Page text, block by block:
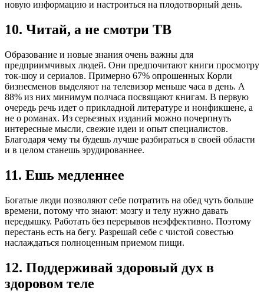
новую информацию и настроиться на плодотворный день.
10. Читай, а не смотри ТВ
Образование и новые знания очень важны для
предприимчивых людей. Они предпочитают книги просмотру
ток-шоу и сериалов. Примерно 67% опрошенных Корли
бизнесменов выделяют на телевизор меньше часа в день. А
88% из них минимум полчаса посвящают книгам. В первую
очередь речь идет о прикладной литературе и нонфикшене, а
не о романах. Из серьезных изданий можно почерпнуть
интересные мысли, свежие идеи и опыт специалистов.
Благодаря чему ты будешь лучше разбираться в своей области
и в целом станешь эрудированнее.
11. Ешь медленнее
Богатые люди позволяют себе потратить на обед чуть больше
времени, потому что знают: мозгу и телу нужно давать
передышку. Работать без перерывов неэффективно. Поэтому
перестань есть на бегу. Разрешай себе с чистой совестью
наслаждаться полноценным приемом пищи.
12. Поддерживай здоровый дух в
здоровом теле